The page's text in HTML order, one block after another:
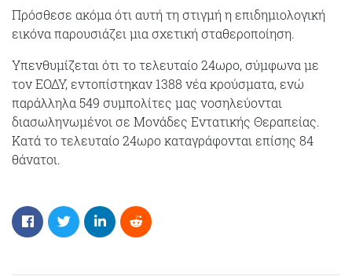
Πρόσθεσε ακόμα ότι αυτή τη στιγμή η επιδημιολογική
εικόνα παρουσιάζει μια σχετική σταθεροποίηση.
Υπενθυμίζεται ότι το τελευταίο 24ωρο, σύμφωνα με
τον ΕΟΔΥ, εντοπίστηκαν 1388 νέα κρούσματα, ενώ
παράλληλα 549 συμπολίτες μας νοσηλεύονται
διασωληνωμένοι σε Μονάδες Εντατικής Θεραπείας.
Κατά το τελευταίο 24ωρο καταγράφονται επίσης 84
θάνατοι.